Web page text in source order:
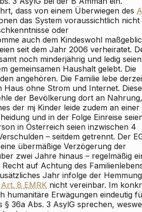
dass von einem Überwiegen des
das System voraussichtlich nicht
oder
auch dem Kindeswohl
seit dem Jahr 2006 verheiratet.
noch minderjährig und ledig
gemeinsamen Haushalt gelebt. Die
angehören. Die Familie lebe
ohne Strom und Internet. Diese
der Bevölkerung dort an Nahrung,
der mj Kinder leide zudem an einer
und in der Folge Einreise
in Österreich seien inzwischen 4
– seitdem getrennt. Der
übermäßige Verzögerung der
zwei Jahre hinaus – regelmäßig
auf Achtung des
Jahr infolge der Hemmung
Art. 8 EMRK nicht vereinbar. Im
humanitäre Erwägungen eindeutig
§ 36a Abs. 3 AsylG sprechen,